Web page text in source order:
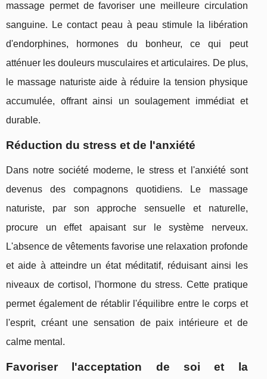
massage permet de favoriser une meilleure circulation
sanguine. Le contact peau à peau stimule la libération
d'endorphines, hormones du bonheur, ce qui peut
atténuer les douleurs musculaires et articulaires. De plus,
le massage naturiste aide à réduire la tension physique
accumulée, offrant ainsi un soulagement immédiat et
durable.
Réduction du stress et de l'anxiété
Dans notre société moderne, le stress et l'anxiété sont
devenus des compagnons quotidiens. Le massage
naturiste, par son approche sensuelle et naturelle,
procure un effet apaisant sur le système nerveux.
L'absence de vêtements favorise une relaxation profonde
et aide à atteindre un état méditatif, réduisant ainsi les
niveaux de cortisol, l'hormone du stress. Cette pratique
permet également de rétablir l'équilibre entre le corps et
l'esprit, créant une sensation de paix intérieure et de
calme mental.
Favoriser l'acceptation de soi et la